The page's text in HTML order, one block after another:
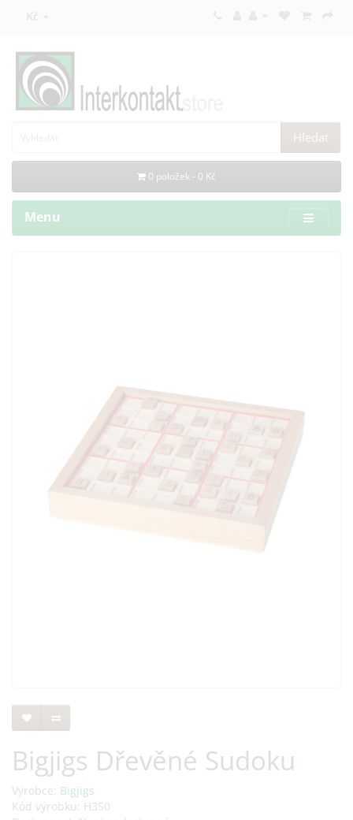
Kč
Hledat
0 položek - 0 Kč
Menu
Bigjigs Dřevěné Sudoku
Výrobce: Bigjigs
Kód výrobku: H350